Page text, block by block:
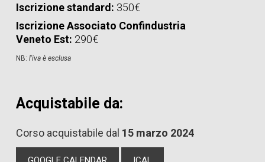
Iscrizione standard: 350€
Iscrizione Associato Confindustria
Veneto Est: 290€
NB: l'iva è esclusa
Acquistabile da:
Corso acquistabile dal 15 marzo 2024